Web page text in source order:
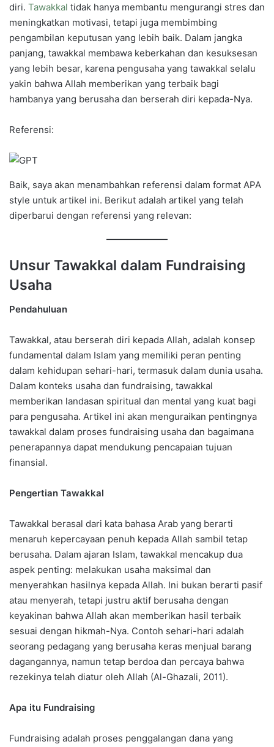
diri. Tawakkal tidak hanya membantu mengurangi stres dan
meningkatkan motivasi, tetapi juga membimbing
pengambilan keputusan yang lebih baik. Dalam jangka
panjang, tawakkal membawa keberkahan dan kesuksesan
yang lebih besar, karena pengusaha yang tawakkal selalu
yakin bahwa Allah memberikan yang terbaik bagi
hambanya yang berusaha dan berserah diri kepada-Nya.
Referensi:
Baik, saya akan menambahkan referensi dalam format APA
style untuk artikel ini. Berikut adalah artikel yang telah
diperbarui dengan referensi yang relevan:
Unsur Tawakkal dalam Fundraising
Usaha
Pendahuluan
Tawakkal, atau berserah diri kepada Allah, adalah konsep
fundamental dalam Islam yang memiliki peran penting
dalam kehidupan sehari-hari, termasuk dalam dunia usaha.
Dalam konteks usaha dan fundraising, tawakkal
memberikan landasan spiritual dan mental yang kuat bagi
para pengusaha. Artikel ini akan menguraikan pentingnya
tawakkal dalam proses fundraising usaha dan bagaimana
penerapannya dapat mendukung pencapaian tujuan
finansial.
Pengertian Tawakkal
Tawakkal berasal dari kata bahasa Arab yang berarti
menaruh kepercayaan penuh kepada Allah sambil tetap
berusaha. Dalam ajaran Islam, tawakkal mencakup dua
aspek penting: melakukan usaha maksimal dan
menyerahkan hasilnya kepada Allah. Ini bukan berarti pasif
atau menyerah, tetapi justru aktif berusaha dengan
keyakinan bahwa Allah akan memberikan hasil terbaik
sesuai dengan hikmah-Nya. Contoh sehari-hari adalah
seorang pedagang yang berusaha keras menjual barang
dagangannya, namun tetap berdoa dan percaya bahwa
rezekinya telah diatur oleh Allah (Al-Ghazali, 2011).
Apa itu Fundraising
Fundraising adalah proses penggalangan dana yang